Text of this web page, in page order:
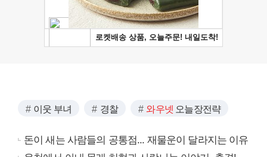
이웃 부녀 경찰 와우넷 오늘장전략
돈이 새는 사람들의 공통점... 재물운이 달라지는 이유